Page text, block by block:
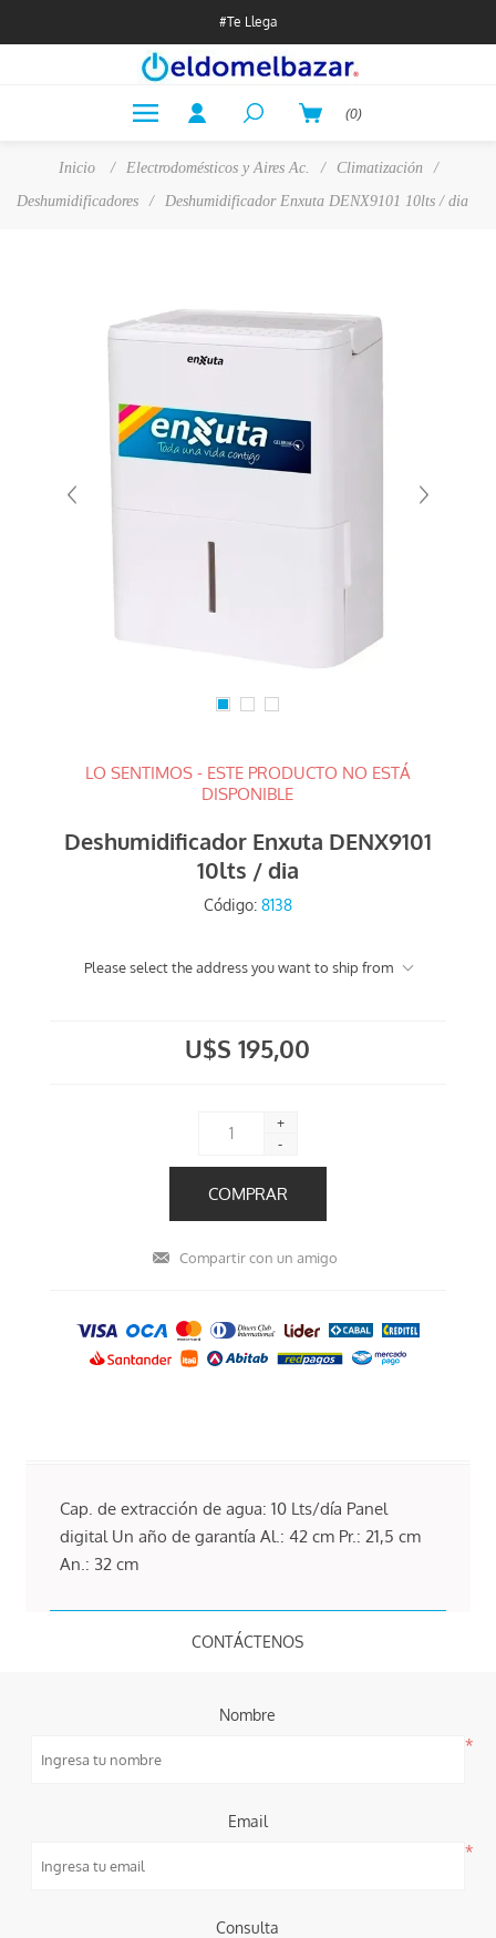
#Te Llega
(0)
Inicio / Electrodomésticos y Aires Ac. / Climatización
/
Deshumidificadores
/ Deshumidificador Enxuta DENX9101 10lts / dia
LO SENTIMOS - ESTE PRODUCTO NO ESTÁ
DISPONIBLE
Deshumidificador Enxuta DENX9101
10lts / dia
Código: 8138
Please select the address you want to ship from
U$S 195,00
+
-
Cap. de extracción de agua: 10 Lts/día Panel
digital Un año de garantía Al.: 42 cm Pr.: 21,5 cm
An.: 32 cm
CONTÁCTENOS
Nombre
*
Email
*
Consulta